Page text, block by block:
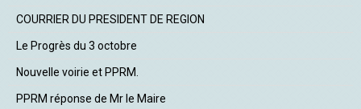
COURRIER DU PRESIDENT DE REGION
Le Progrès du 3 octobre
Nouvelle voirie et PPRM.
PPRM réponse de Mr le Maire